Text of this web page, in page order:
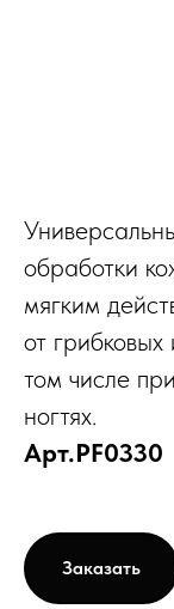
обработки
мягким
от
том числе
ногтях.
Арт.PF0330
Заказать